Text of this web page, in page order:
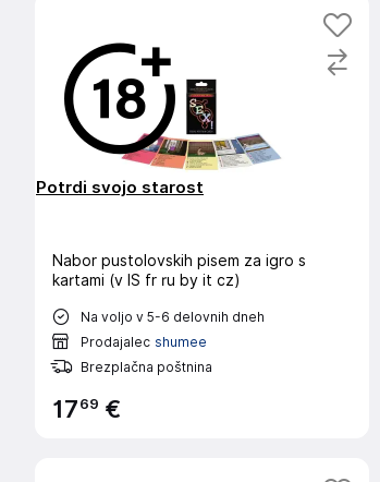
Nabor pustolovskih pisem za igro s
kartami (v IS fr ru by it cz)
Na voljo v 5-6 delovnih dneh
Prodajalec shumee
Brezplačna poštnina
1769 €
Potrdi svojo starost